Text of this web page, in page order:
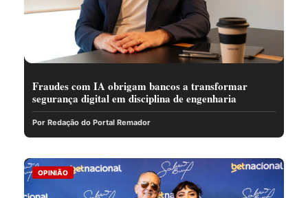
Fraudes com IA obrigam bancos a transformar
segurança digital em disciplina de engenharia
Por Redação do Portal Remador
OPINIÃO